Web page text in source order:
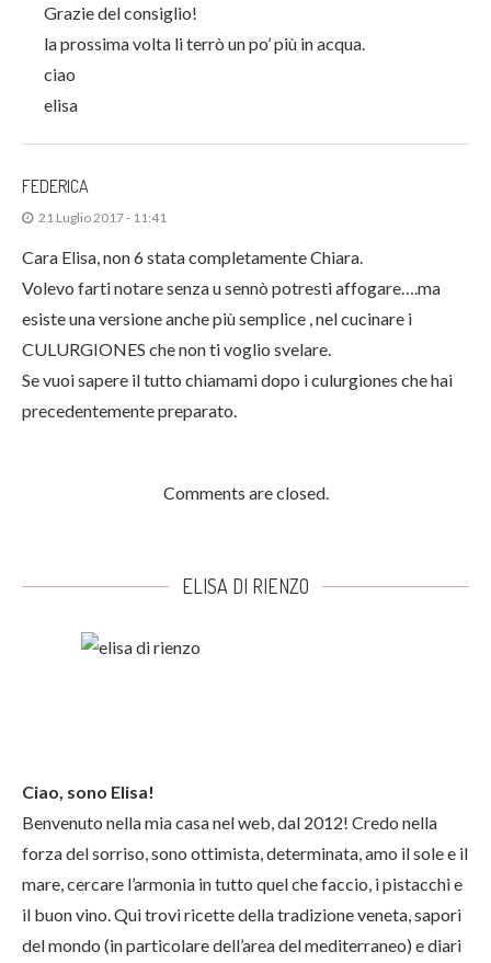
Grazie del consiglio!
la prossima volta li terrò un po’ più in acqua.
ciao
elisa
FEDERICA
21 Luglio 2017 - 11:41
Cara Elisa, non 6 stata completamente Chiara.
Volevo farti notare senza u sennò potresti affogare….ma
esiste una versione anche più semplice , nel cucinare i
CULURGIONES che non ti voglio svelare.
Se vuoi sapere il tutto chiamami dopo i culurgiones che hai
precedentemente preparato.
Comments are closed.
ELISA DI RIENZO
Ciao, sono Elisa!
Benvenuto nella mia casa nel web, dal 2012! Credo nella
forza del sorriso, sono ottimista, determinata, amo il sole e il
mare, cercare l’armonia in tutto quel che faccio, i pistacchi e
il buon vino. Qui trovi ricette della tradizione veneta, sapori
del mondo (in particolare dell’area del mediterraneo) e diari